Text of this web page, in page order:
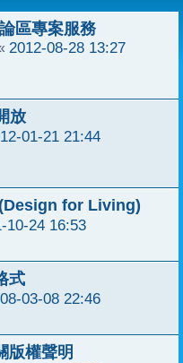
區專案服務
2012-08-28 13:27
放
01-21 21:44
for Living)
10-24 16:53
式
03-08 22:46
版權聲明